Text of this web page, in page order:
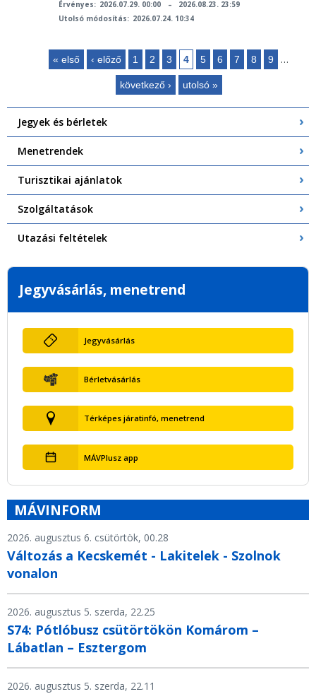
Érvényes: 2026.07.29. 00:00 –
2026.08.23. 23:59
Utolsó módosítás: 2026.07.24. 10:34
« első ‹ előző 1 2 3 4 5 6 7 8 9 …
következő › utolsó »
Jegyek és bérletek
Menetrendek
Turisztikai ajánlatok
Szolgáltatások
Utazási feltételek
Jegyvásárlás, menetrend
Jegyvásárlás
Bérletvásárlás
Térképes járatinfó, menetrend
MÁVPlusz app
MÁVINFORM
2026. augusztus 6. csütörtök, 00.28
Változás a Kecskemét - Lakitelek - Szolnok
vonalon
2026. augusztus 5. szerda, 22.25
S74: Pótlóbusz csütörtökön Komárom –
Lábatlan – Esztergom
2026. augusztus 5. szerda, 22.11